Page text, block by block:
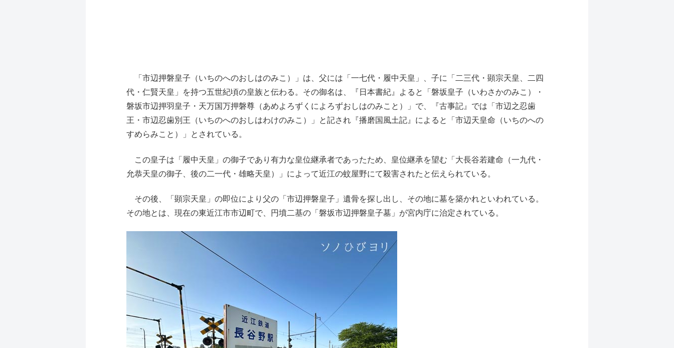
「市辺押磐皇子（いちのへのおしはのみこ）」は、父には「一七代・履中天皇」、子に「二三代・顕宗天皇、二四
代・仁賢天皇」を持つ五世紀頃の皇族と伝わる。その御名は、『日本書紀』よると「磐坂皇子（いわさかのみこ）・
磐坂市辺押羽皇子・天万国万押磐尊（あめよろずくによろずおしはのみこと）」で、『古事記』では「市辺之忍歯
王・市辺忍歯別王（いちのへのおしはわけのみこ）」と記され『播磨国風土記』によると「市辺天皇命（いちのへの
すめらみこと）」とされている。
この皇子は「履中天皇」の御子であり有力な皇位継承者であったため、皇位継承を望む「大長谷若建命（一九代・
允恭天皇の御子、後の二一代・雄略天皇）」によって近江の蚊屋野にて殺害されたと伝えられている。
その後、「顕宗天皇」の即位により父の「市辺押磐皇子」遺骨を探し出し、その地に墓を築かれといわれている。
その地とは、現在の東近江市市辺町で、円墳二基の「磐坂市辺押磐皇子墓」が宮内庁に治定されている。